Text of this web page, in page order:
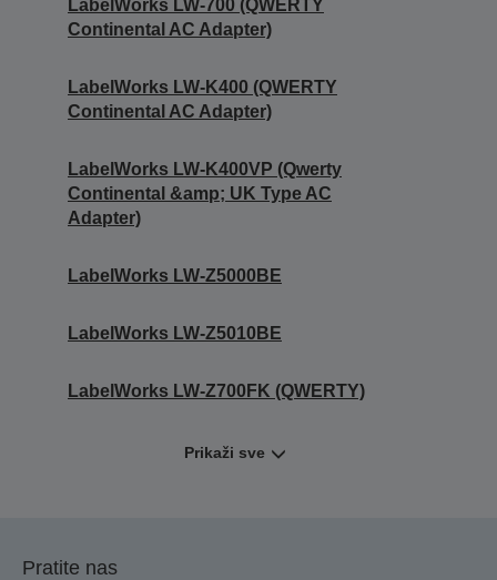
LabelWorks LW-700 (QWERTY
Continental AC Adapter)
LabelWorks LW-K400 (QWERTY
Continental AC Adapter)
LabelWorks LW-K400VP (Qwerty
Continental &amp; UK Type AC
Adapter)
LabelWorks LW-Z5000BE
LabelWorks LW-Z5010BE
LabelWorks LW-Z700FK (QWERTY)
Prikaži sve
Pratite nas